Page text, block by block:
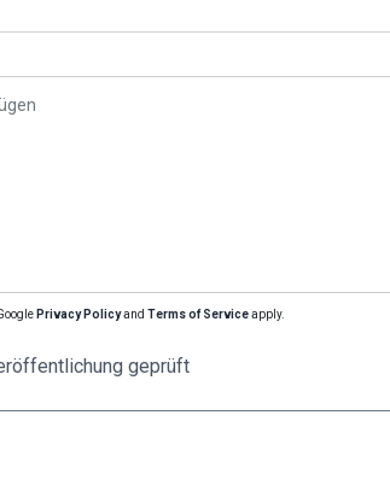
Privacy Policyand Terms of Serviceapply.
geprüft